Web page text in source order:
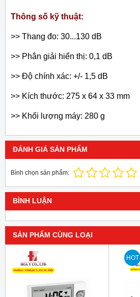
Thông số kỹ thuật:
>> Thang đo: 30...130 dB
>> Phân giải hiển thị: 0,1 dB
>> Độ chính xác: +/- 1,5 dB
>> Kích thước: 275 x 64 x 33 mm
>> Khối lượng máy: 280 g
ĐÁNH GIÁ SẢN PHẨM
Bình chọn sản phẩm:
BÌNH LUẬN
SẢN PHẨM CÙNG LOẠI
HOT